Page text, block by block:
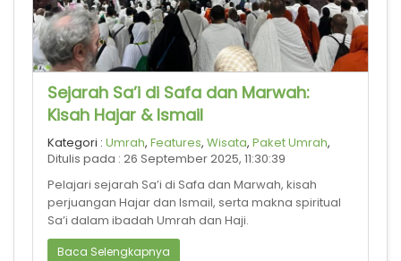
Sejarah Sa’i di Safa dan Marwah:
Kisah Hajar & Ismail
Kategori : Umrah, Features, Wisata, Paket Umrah,
Ditulis pada : 26 September 2025, 11:30:39
Pelajari sejarah Sa’i di Safa dan Marwah, kisah
perjuangan Hajar dan Ismail, serta makna spiritual
Sa’i dalam ibadah Umrah dan Haji.
Baca Selengkapnya